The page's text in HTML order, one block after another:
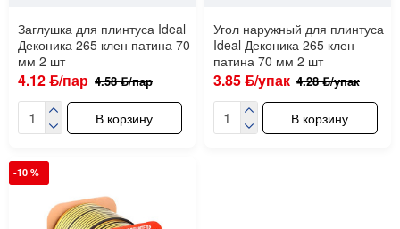
Заглушка для плинтуса Ideal
Деконика 265 клен патина 70
мм 2 шт
4.12 ƃ/пар 4.58 ƃ/пар
В корзину
Угол наружный для плинтуса
Ideal Деконика 265 клен
патина 70 мм 2 шт
3.85 ƃ/упак 4.28 ƃ/упак
В корзину
-10 %